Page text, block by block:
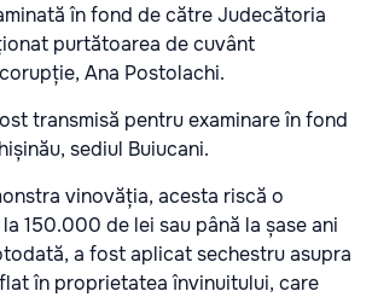
în fond de către Judecătoria
purtătoarea de cuvânt
Ana Postolachi.
transmisă pentru examinare în fond
sediul Buiucani.
vinovăția, acesta riscă o
150.000 de lei sau până la șase ani
a fost aplicat sechestru asupra
în proprietatea învinuitului, care